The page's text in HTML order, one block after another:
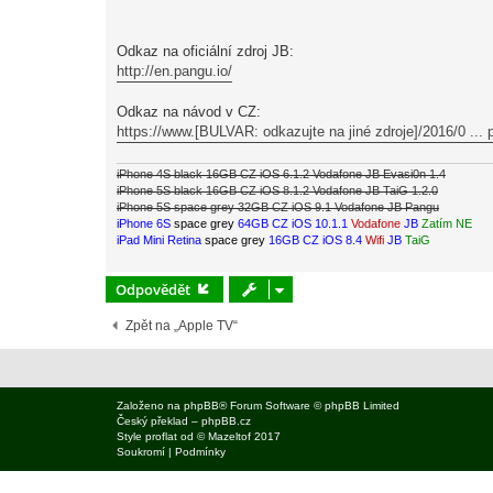
Odkaz na oficiální zdroj JB:
http://en.pangu.io/
Odkaz na návod v CZ:
https://www.[BULVAR: odkazujte na jiné zdroje]/2016/0 ...
iPhone 4S black 16GB CZ iOS 6.1.2 Vodafone JB Evasi0n 1.4
iPhone 5S black 16GB CZ iOS 8.1.2 Vodafone JB TaiG 1.2.0
iPhone 5S space grey 32GB CZ iOS 9.1 Vodafone JB Pangu
iPhone 6S space grey 64GB CZ iOS 10.1.1 Vodafone JB Zatím NE
iPad Mini Retina space grey 16GB CZ iOS 8.4 Wifi JB TaiG
Odpovědět
Zpět na „Apple TV“
Založeno na phpBB® Forum Software © phpBB Limited
Český překlad – phpBB.cz
Style proflat od ©Mazeltof 2017
Soukromí | Podmínky